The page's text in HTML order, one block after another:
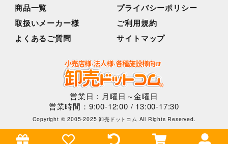
商品一覧
取扱いメーカー様
よくあるご質問
プライバシーポリシー
ご利用規約
サイトマップ
営業日：月曜日～金曜日
営業時間：9:00-12:00 / 13:00-17:30
Copyright © 2005-2025 卸売ドットコム All Rights Reserved.